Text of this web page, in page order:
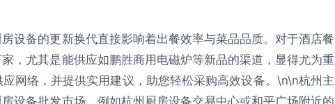
设备的更新换代直接影响着出餐效率与菜品品质。对于酒店餐
，尤其是能供应如鹏胜商用电磁炉等新品的渠道，显得尤为重
网络，并提供实用建议，助您轻松采购高效设备。\n\n杭州主
设备批发市场，例如杭州厨房设备交易中心或和平广场附近的